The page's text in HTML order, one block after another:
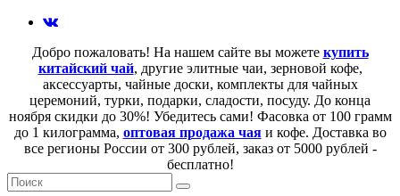
Добро пожаловать! На нашем сайте вы можете купить
китайский чай, другие элитные чаи, зерновой кофе,
аксессуарты, чайные доски, комплекты для чайных
церемоний, турки, подарки, сладости, посуду. До конца
ноября скидки до 30%! Убедитесь сами! Фасовка от 100 грамм
до 1 килограмма, оптовая продажа чаяи кофе. Доставка во
все регионы России от 300 рублей, заказ от 5000 рублей -
бесплатно!